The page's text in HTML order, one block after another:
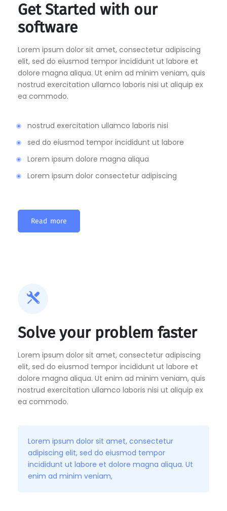
Get Started with our
software
Lorem ipsum dolor sit amet, consectetur adipiscing
elit, sed do eiusmod tempor incididunt ut labore et
dolore magna aliqua. Ut enim ad minim veniam, quis
nostrud exercitation ullamco laboris nisi ut aliquip ex
ea commodo.
nostrud exercitation ullamco laboris nisi
sed do eiusmod tempor incididunt ut labore
Lorem ipsum dolore magna aliqua
Lorem ipsum dolor consectetur adipiscing
Read more
Solve your problem faster
Lorem ipsum dolor sit amet, consectetur adipiscing
elit, sed do eiusmod tempor incididunt ut labore et
dolore magna aliqua. Ut enim ad minim veniam, quis
nostrud exercitation ullamco laboris nisi ut aliquip ex
ea commodo.
Lorem ipsum dolor sit amet, consectetur
adipiscing elit, sed do eiusmod tempor
incididunt ut labore et dolore magna aliqua. Ut
enim ad minim veniam,